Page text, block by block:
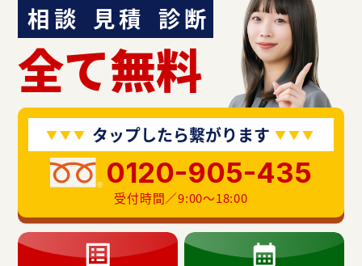
相談 見積 診断
全て無料
タップしたら繋がります
0120-905-435
受付時間／9:00〜18:00